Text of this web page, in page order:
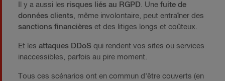
Il y a aussi les risques liés au RGPD . Une fuite de
données clients , même involontaire, peut entraîner des
sanctions financières et des litiges longs et coûteux.
Et les attaques DDoS qui rendent vos sites ou services
inaccessibles, parfois au pire moment.
Tous ces scénarios ont en commun d'être couverts (en